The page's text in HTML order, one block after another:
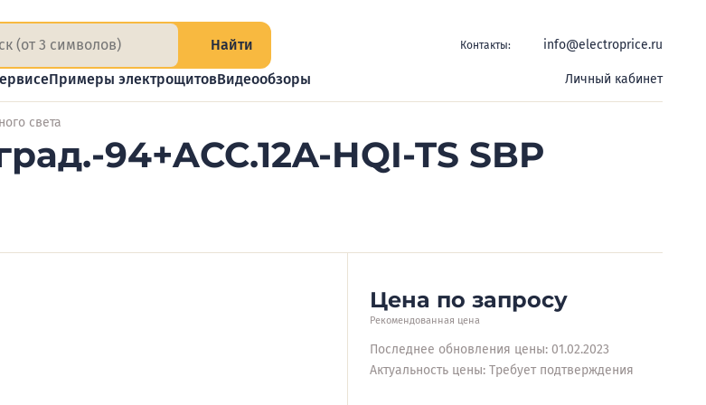
Найти Контакты: info@electroprice.ru
Примеры электрощитовВидеообзоры Личный кабинет
света
94+ACC.12A-HQI-TS SBP
Цена по запросу
Рекомендованная цена
Последнее обновления цены: 01.02.2023
Актуальность цены: Требует подтверждения